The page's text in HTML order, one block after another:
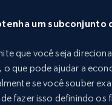
um subconjunto
que você seja
que pode ajudar a
se você souber
fazer isso definindo os